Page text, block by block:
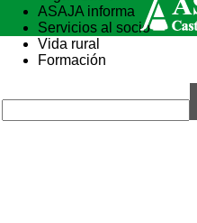
ASAJA informa
Servicios al socio
Vida rural
Formación